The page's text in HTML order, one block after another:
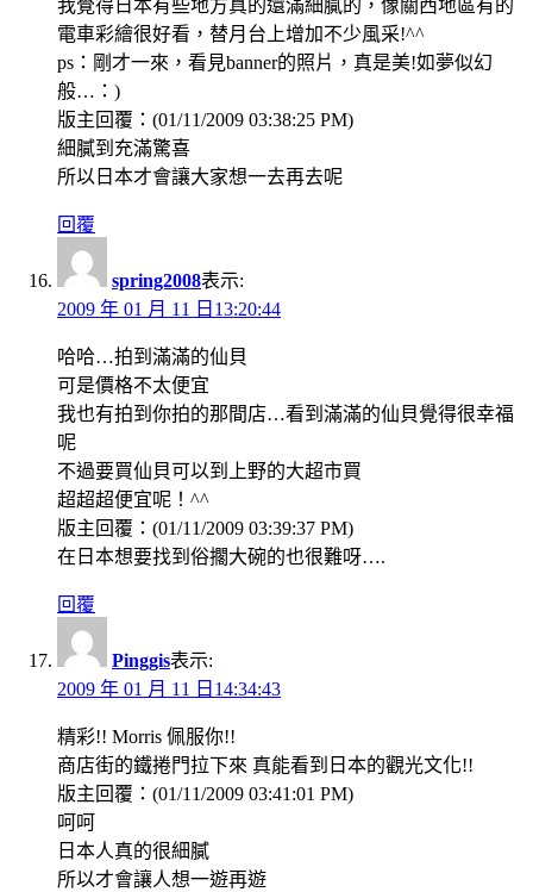
我覺得日本有些地方真的還滿細膩的，像關西地區有的
電車彩繪很好看，替月台上增加不少風采!^^
ps：剛才一來，看見banner的照片，真是美!如夢似幻
般…：)
版主回覆：(01/11/2009 03:38:25 PM)
細膩到充滿驚喜
所以日本才會讓大家想一去再去呢
回覆
spring2008表示:
2009 年 01 月 11 日13:20:44
哈哈…拍到滿滿的仙貝
可是價格不太便宜
我也有拍到你拍的那間店…看到滿滿的仙貝覺得很幸福
呢
不過要買仙貝可以到上野的大超市買
超超超便宜呢！^^
版主回覆：(01/11/2009 03:39:37 PM)
在日本想要找到俗擱大碗的也很難呀….
回覆
Pinggis表示:
2009 年 01 月 11 日14:34:43
精彩!! Morris 佩服你!!
商店街的鐵捲門拉下來 真能看到日本的觀光文化!!
版主回覆：(01/11/2009 03:41:01 PM)
呵呵
日本人真的很細膩
所以才會讓人想一遊再遊